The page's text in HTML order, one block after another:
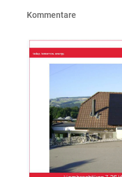
Kommentare